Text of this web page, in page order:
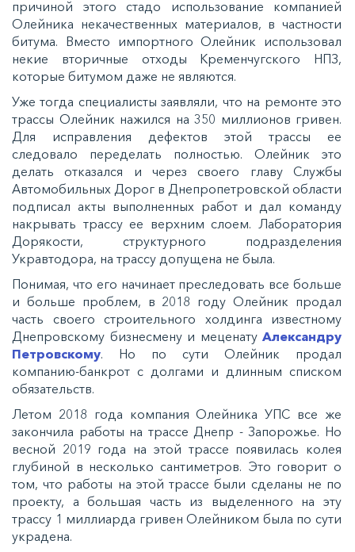
причиной этого стадо использование компанией
Олейника некачественных материалов, в частности
битума. Вместо импортного Олейник использовал
некие вторичные отходы Кременчугского НПЗ,
которые битумом даже не являются.
Уже тогда специалисты заявляли, что на ремонте это
трассы Олейник нажился на 350 миллионов гривен.
Для исправления дефектов этой трассы ее
следовало переделать полностью. Олейник это
делать отказался и через своего главу Службы
Автомобильных Дорог в Днепропетровской области
подписал акты выполненных работ и дал команду
накрывать трассу ее верхним слоем. Лаборатория
Дорякости, структурного подразделения
Укравтодора, на трассу допущена не была.
Понимая, что его начинает преследовать все больше
и больше проблем, в 2018 году Олейник продал
часть своего строительного холдинга известному
Днепровскому бизнесмену и меценату Александру
Петровскому. Но по сути Олейник продал
компанию-банкрот с долгами и длинным списком
обязательств.
Летом 2018 года компания Олейника УПС все же
закончила работы на трассе Днепр - Запорожье. Но
весной 2019 года на этой трассе появилась колея
глубиной в несколько сантиметров. Это говорит о
том, что работы на этой трассе были сделаны не по
проекту, а большая часть из выделенного на эту
трассу 1 миллиарда гривен Олейником была по сути
украдена.